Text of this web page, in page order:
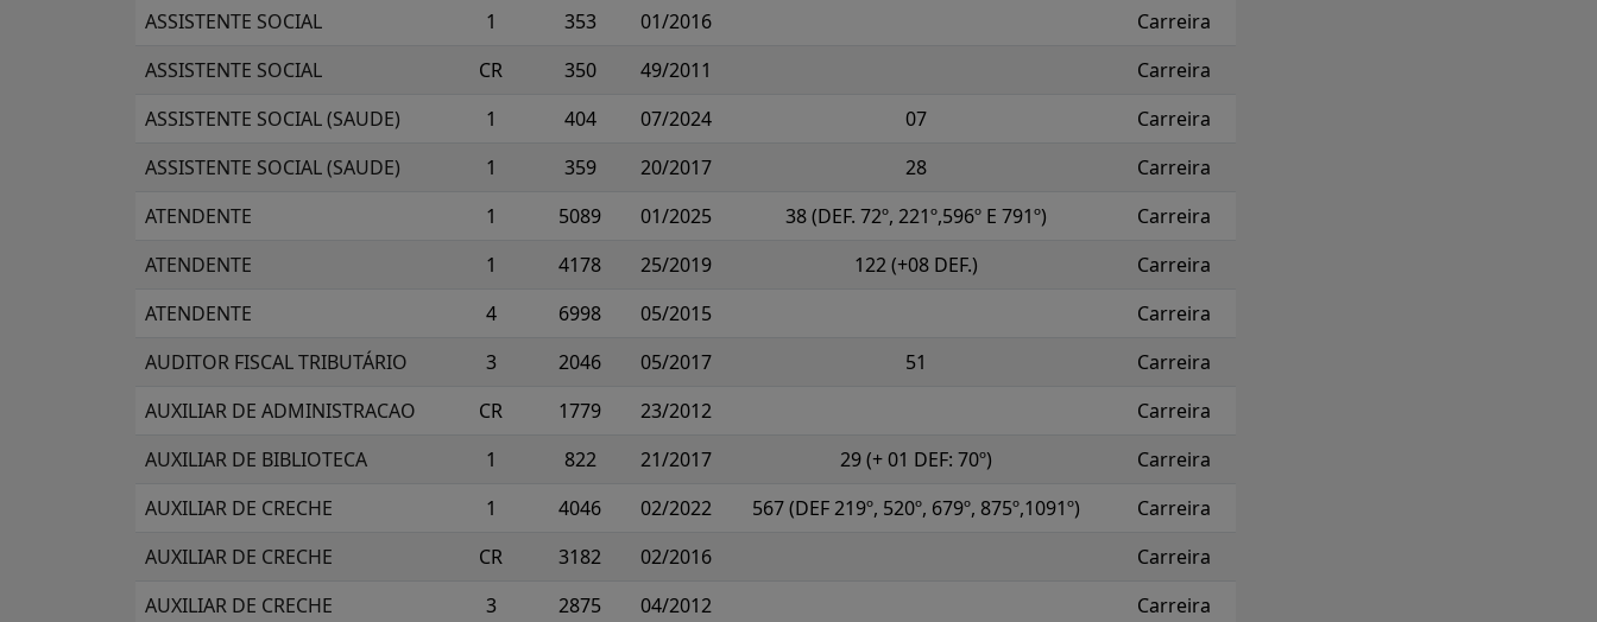
ASSISTENTE SOCIAL
1 353 01/2016
Carreira
ASSISTENTE SOCIAL
CR 350 49/2011
Carreira
ASSISTENTE SOCIAL (SAUDE)
1 404 07/2024 07
Carreira
ASSISTENTE SOCIAL (SAUDE)
1 359 20/2017 28
Carreira
ATENDENTE
1 5089 01/2025 38 (DEF. 72º, 221º,596º E 791º)
Carreira
ATENDENTE
1 4178 25/2019 122 (+08 DEF.)
Carreira
ATENDENTE
4 6998 05/2015
Carreira
AUDITOR FISCAL TRIBUTÁRIO
3 2046 05/2017 51
Carreira
AUXILIAR DE ADMINISTRACAO
CR 1779 23/2012
Carreira
AUXILIAR DE BIBLIOTECA
1 822 21/2017 29 (+ 01 DEF: 70º)
Carreira
AUXILIAR DE CRECHE
1 4046 02/2022 567 (DEF 219º, 520º, 679º, 875º,1091º)
Carreira
AUXILIAR DE CRECHE
CR 3182 02/2016
Carreira
AUXILIAR DE CRECHE
3 2875 04/2012 Carreira